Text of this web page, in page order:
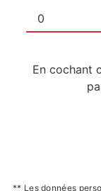
En cochant
** Les données